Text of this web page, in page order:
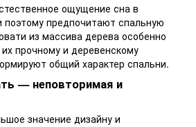
ощущение сна в
поэтому предпочитают спальную
из массива дерева особенно
прочному и деревенскому
общий характер спальни.
— неповторимая и
значение дизайну и